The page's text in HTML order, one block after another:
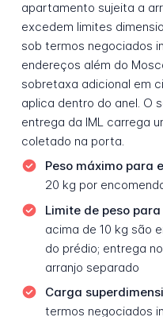
apartamento sujeita a
excedem limites
sob termos negociados
endereços além do
sobretaxa adicional em
aplica dentro do anel. O
entrega da IML carrega
coletado na porta.
Peso máximo para
20 kg por
Limite de peso
acima de 10 kg são
do prédio; entrega
arranjo separado
Carga
termos negociados